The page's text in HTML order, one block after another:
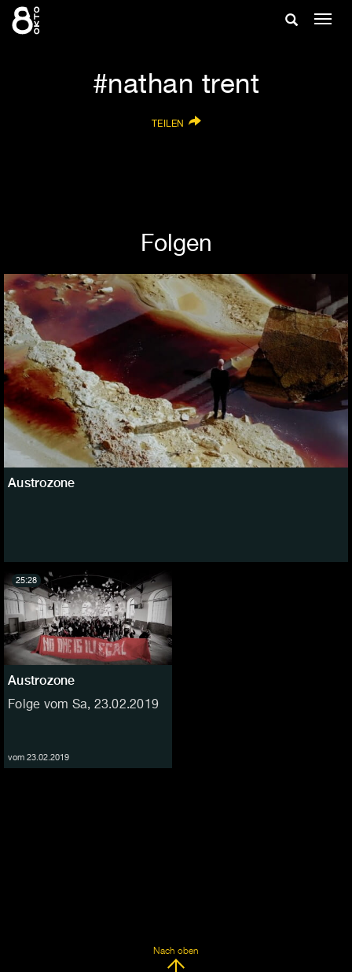
Zum
Inhalt
Suche
nathan trent
TEILEN
Folgen
Austrozone
Austrozone
Folge vom Sa, 23.02.2019
vom 23.02.2019
25:28
Nach oben